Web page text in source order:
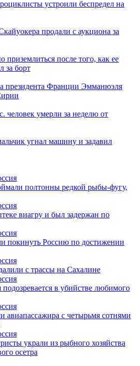
устроили беспредел на
продали с аукциона за
приземлиться после того, как ее
за борт
Франции Эмманюэля
человек умерли за неделю от
угнал машину и задавил
полтонны редкой рыбы-фугу,
виагру и был задержан по
покинуть Россию по достижении
с трассы на Сахалине
в убийстве любимого
авиапассажира с четырьмя сотнями
украли из рыбного хозяйства
осетра